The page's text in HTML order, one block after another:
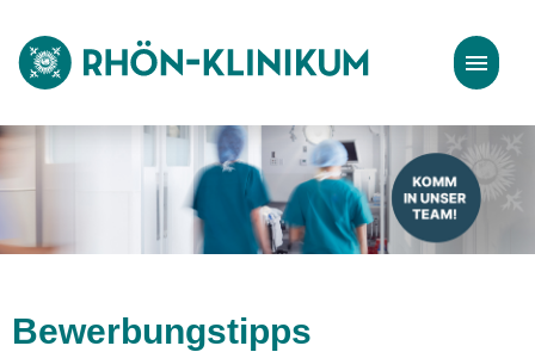
Stellenangebote
Bewerbungstipps
Bewerbungstipps